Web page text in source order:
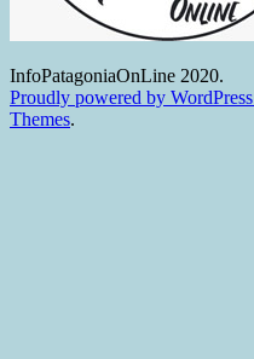
InfoPatagoniaOnLine 2020.
Proudly powered by WordPress
Themes.